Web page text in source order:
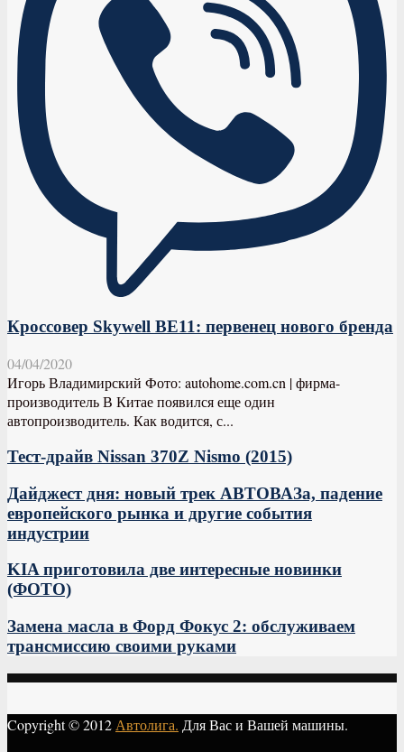
Кроссовер Skywell BE11: первенец нового бренда
04/04/2020
Игорь Владимирский Фото: autohome.com.cn | фирма-
производитель В Китае появился еще один
автопроизводитель. Как водится, с...
Тест-драйв Nissan 370Z Nismo (2015)
Дайджест дня: новый трек АВТОВАЗа, падение
европейского рынка и другие события
индустрии
KIA приготовила две интересные новинки
(ФОТО)
Замена масла в Форд Фокус 2: обслуживаем
трансмиссию своими руками
Copyright © 2012 Автолига. Для Вас и Вашей машины.